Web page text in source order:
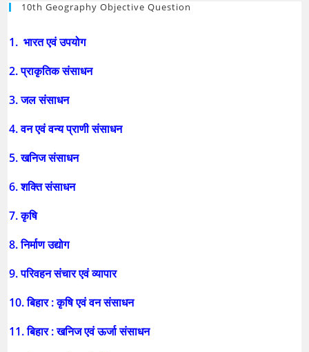
10th Geography Objective Question
1. भारत एवं उपयोग
2. प्राकृतिक संसाधन
3. जल संसाधन
4. वन एवं वन्य प्राणी संसाधन
5. खनिज संसाधन
6. शक्ति संसाधन
7. कृषि
8. निर्माण उद्योग
9. परिवहन संचार एवं व्यापार
10. बिहार : कृषि एवं वन संसाधन
11. बिहार : खनिज एवं ऊर्जा संसाधन